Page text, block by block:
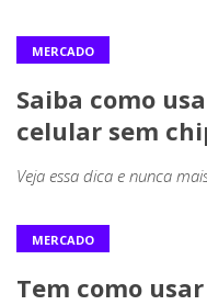
MERCADO
Saiba como
celular sem
Veja essa dica e nunca
MERCADO
Tem como